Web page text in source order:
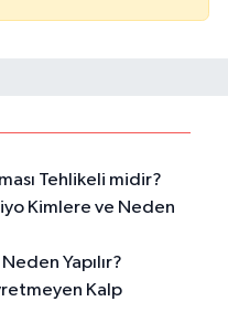
Tehlikeli midir?
Kimlere ve Neden
Yapılır?
Kalp